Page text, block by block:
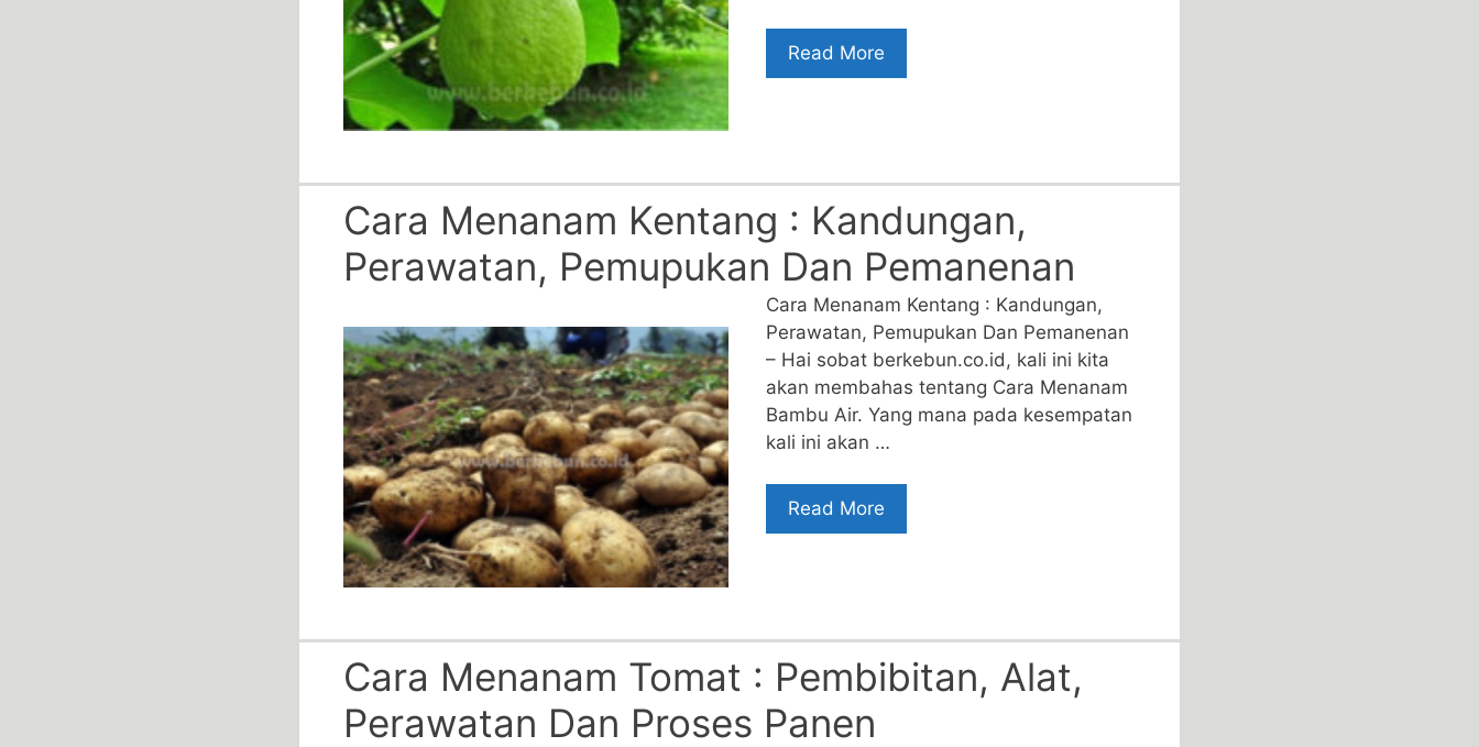
Read More
Cara Menanam Kentang : Kandungan,
Perawatan, Pemupukan Dan Pemanenan
Cara Menanam Kentang : Kandungan,
Perawatan, Pemupukan Dan Pemanenan
– Hai sobat berkebun.co.id, kali ini kita
akan membahas tentang Cara Menanam
Bambu Air. Yang mana pada kesempatan
kali ini akan …
Read More
Cara Menanam Tomat : Pembibitan, Alat,
Perawatan Dan Proses Panen